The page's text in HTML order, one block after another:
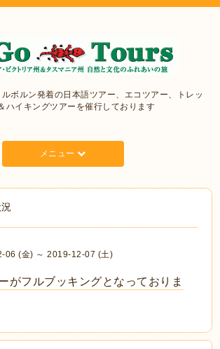
ボルン発着の日本語ツアー、エコツアー、トレッ
ハイキングツアーを催行しております
メニュー
06 (金) ～ 2019-12-07 (土)
がフルブッキングとなっておりま